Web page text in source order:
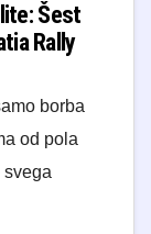
Šest
Rally
borba
od pola
svega